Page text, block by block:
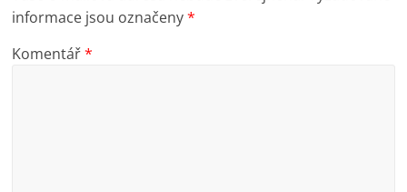
informace jsou označeny*
Komentář*